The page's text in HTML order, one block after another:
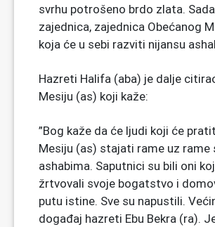
svrhu potrošeno brdo zlata.
zajednica, zajednica Obećanog
koja će u sebi razviti nijansu
Hazreti Halifa (aba) je dalje
Mesiju (as) koji kaže:
”Bog kaže da će ljudi koji će
Mesiju (as) stajati rame uz rame
ashabima. Saputnici su bili oni
žrtvovali svoje bogatstvo i
putu istine. Sve su napustili.
događaj hazreti Ebu Bekra (ra).